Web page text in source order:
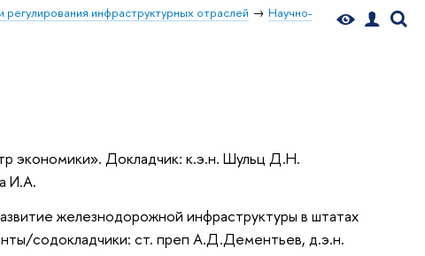
регулирования инфраструктурных отраслей
Научно-
экономики». Докладчик: к.э.н. Шульц Д.Н.
И.А.
железнодорожной инфраструктуры в штатах
содокладчики: ст. преп А.Д.Дементьев, д.э.н.